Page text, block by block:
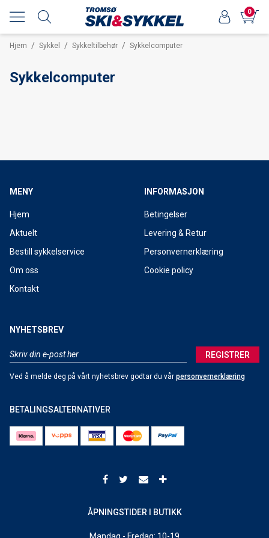
0
Hjem / Sykkel / Sykkeltilbehør / Sykkelcomputer
Sykkelcomputer
MENY
Hjem
Aktuelt
Bestill sykkelservice
Om oss
Kontakt
INFORMASJON
Betingelser
Levering & Retur
Personvernerklæring
Cookie policy
NYHETSBREV
REGISTRER
Ved å melde deg på vårt nyhetsbrev godtar du vår personvernerklæring
BETALINGSALTERNATIVER
ÅPNINGSTIDER I BUTIKK